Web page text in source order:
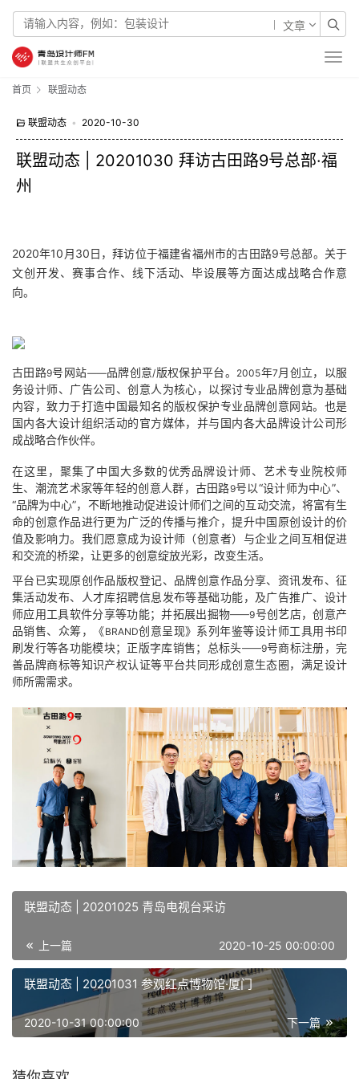
文章
首页 联盟动态
联盟动态 • 2020-10-30
联盟动态 | 20201030 拜访古田路9号总部·福
州
2020年10月30日，拜访位于福建省福州市的古田路9号总部。关于
文创开发、赛事合作、线下活动、毕设展等方面达成战略合作意
向。
古田路9号网站——品牌创意/版权保护平台。 2005年7 月创立，以服
务设计师、广告公司、创意人为核心，以探讨专业品牌创意为基础
内容，致力于打造中国最知名的版权保护专业品牌创意网站。也是
国内各大设计组织活动的官方媒体，并与国内各大品牌设计公司形
成战略合作伙伴。
在这里，聚集了中国大多数的优秀品牌设计师、艺术专业院校师
生、潮流艺术家等年轻的创意人群，古田路9号以“设计师为中心”、
“品牌为中心”，不断地推动促进设计师们之间的互动交流，将富有生
命的创意作品进行更为广泛的传播与推介，提升中国原创设计的价
值及影响力。我们愿意成为设计师（创意者）与企业之间互相促进
和交流的桥梁，让更多的创意绽放光彩，改变生活。
平台已实现原创作品版权登记、品牌创意作品分享、资讯发布、征
集活动发布、人才库招聘信息发布等基础功能，及广告推广、设计
师应用工具软件分享等功能；并拓展出掘物——9号创艺店，创意产
品销售、众筹，《BRAND创意呈现》系列年鉴等设计师工具用书印
刷发行等各功能模块；正版字库销售；总标头——9号商标注册，完
善品牌商标等知识产权认证等平台共同形成创意生态圈，满足设计
师所需需求。
联盟动态 | 20201025 青岛电视台采访
上一篇 2020-10-25 00:00:00
联盟动态 | 20201031 参观红点博物馆·厦门
下一篇
2020-10-31 00:00:00